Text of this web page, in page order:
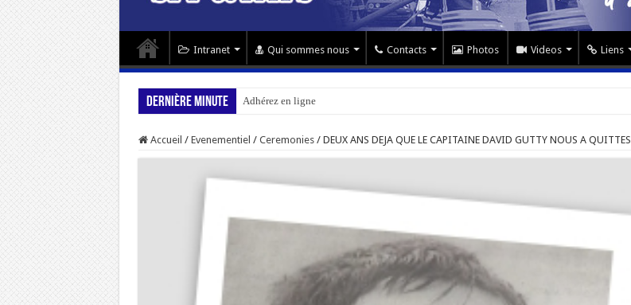
Intranet Qui sommes nous Contacts Photos Videos Liens
Dernière minute Adhérez en ligne
Accueil / Evenementiel / Ceremonies / DEUX ANS DEJA QUE LE CAPITAINE DAVID GUTTY NOUS A QUITTES